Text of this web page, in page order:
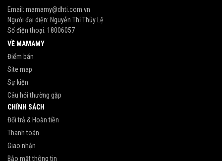
Email: mamamy@dhti.com.vn
Người đại diện: Nguyễn Thị Thủy Lệ
Số điện thoại: 18006057
VỀ MAMAMY
Điểm bán
Site map
Sự kiện
Câu hỏi thường gặp
CHÍNH SÁCH
Đổi trả & Hoàn tiền
Thanh toán
Giao nhận
Bảo mật thông tin